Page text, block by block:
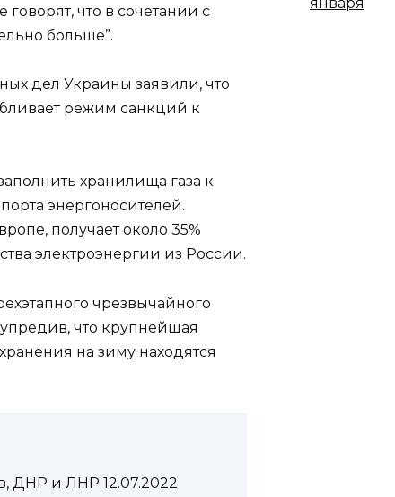
говорят, что в сочетании с
больше”.
дел Украины заявили, что
режим санкций к
хранилища газа к
энергоносителей.
получает около 35%
электроэнергии из России.
чрезвычайного
что крупнейшая
на зиму находятся
ДНР и ЛНР 12.07.2022